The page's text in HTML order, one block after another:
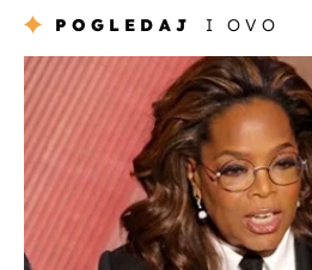
POGLEDAJ I OVO